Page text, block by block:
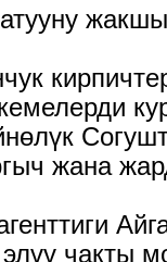
жана
чакты